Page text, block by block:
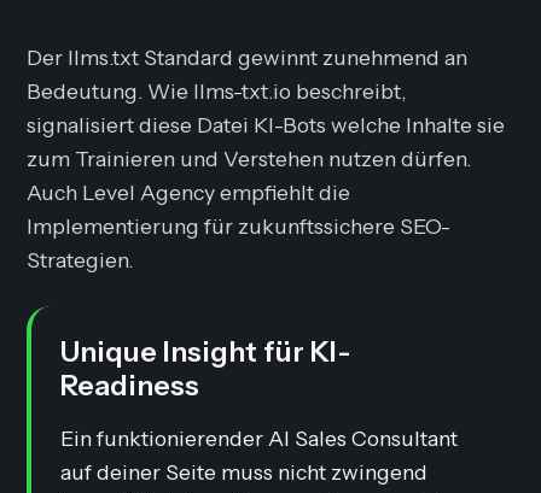
Der llms.txt Standard gewinnt zunehmend an
Bedeutung. Wie llms-txt.io beschreibt,
signalisiert diese Datei KI-Bots welche Inhalte sie
zum Trainieren und Verstehen nutzen dürfen.
Auch Level Agency empfiehlt die
Implementierung für zukunftssichere SEO-
Strategien.
Unique Insight für KI-
Readiness
Ein funktionierender AI Sales Consultant
auf deiner Seite muss nicht zwingend